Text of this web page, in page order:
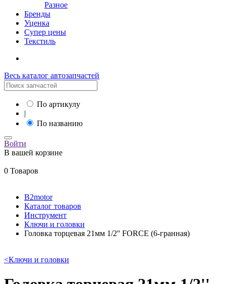
Разное
Бренды
Уценка
Супер цены
Текстиль
Весь каталог автозапчастей
По артикулу
|
По названию
Войти
В вашей корзине
0 Товаров
B2motor
Каталог товаров
Инструмент
Ключи и головки
Головка торцевая 21мм 1/2'' FORCE (6-гранная)
<Ключи и головки